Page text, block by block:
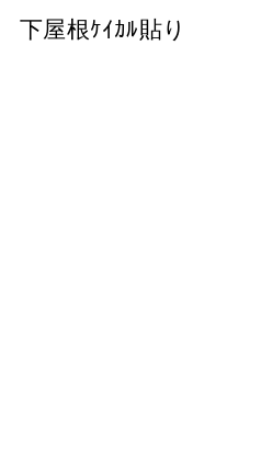
下屋根ｹｲｶﾙ貼り